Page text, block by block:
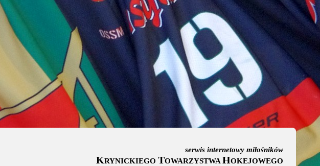
serwis internetowy miłośników
KRYNICKIEGO TOWARZYSTWA HOKEJOWEGO